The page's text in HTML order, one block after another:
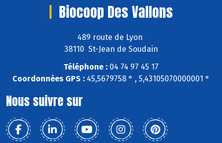
Biocoop Des Vallons
489 route de Lyon
38110 St-Jean de Soudain
Téléphone : 04 74 97 45 17
Coordonnées GPS : 45,5679758 ° , 5,43105070000001 °
Nous suivre sur